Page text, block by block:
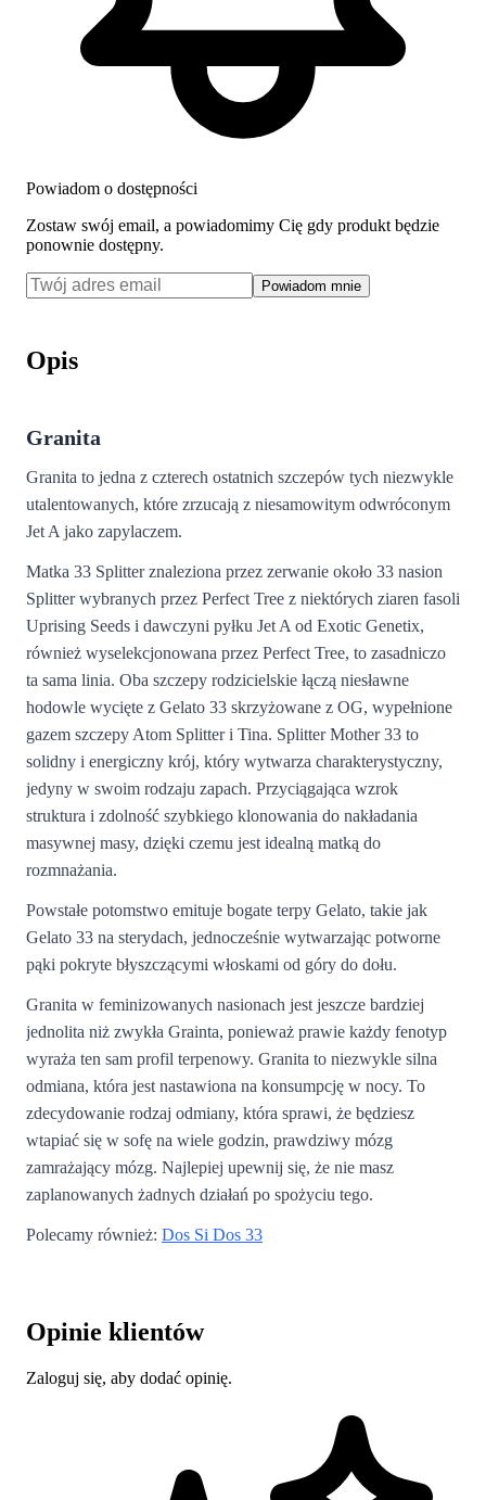
Powiadom o dostępności
Zostaw swój email, a powiadomimy Cię gdy produkt będzie
ponownie dostępny.
Powiadom mnie
Opis
Granita
Granita to jedna z czterech ostatnich szczepów tych niezwykle
utalentowanych, które zrzucają z niesamowitym odwróconym
Jet A jako zapylaczem.
Matka 33 Splitter znaleziona przez zerwanie około 33 nasion
Splitter wybranych przez Perfect Tree z niektórych ziaren fasoli
Uprising Seeds i dawczyni pyłku Jet A od Exotic Genetix,
również wyselekcjonowana przez Perfect Tree, to zasadniczo
ta sama linia. Oba szczepy rodzicielskie łączą niesławne
hodowle wycięte z Gelato 33 skrzyżowane z OG, wypełnione
gazem szczepy Atom Splitter i Tina. Splitter Mother 33 to
solidny i energiczny krój, który wytwarza charakterystyczny,
jedyny w swoim rodzaju zapach. Przyciągająca wzrok
struktura i zdolność szybkiego klonowania do nakładania
masywnej masy, dzięki czemu jest idealną matką do
rozmnażania.
Powstałe potomstwo emituje bogate terpy Gelato, takie jak
Gelato 33 na sterydach, jednocześnie wytwarzając potworne
pąki pokryte błyszczącymi włoskami od góry do dołu.
Granita w feminizowanych nasionach jest jeszcze bardziej
jednolita niż zwykła Grainta, ponieważ prawie każdy fenotyp
wyraża ten sam profil terpenowy. Granita to niezwykle silna
odmiana, która jest nastawiona na konsumpcję w nocy. To
zdecydowanie rodzaj odmiany, która sprawi, że będziesz
wtapiać się w sofę na wiele godzin, prawdziwy mózg
zamrażający mózg. Najlepiej upewnij się, że nie masz
zaplanowanych żadnych działań po spożyciu tego.
Polecamy również: Dos Si Dos 33
Opinie klientów
Zaloguj się, aby dodać opinię.